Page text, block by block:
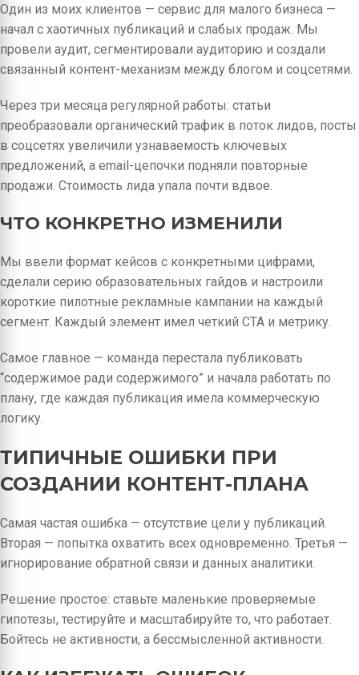
Один из моих клиентов — сервис для малого бизнеса —
начал с хаотичных публикаций и слабых продаж. Мы
провели аудит, сегментировали аудиторию и создали
связанный контент-механизм между блогом и соцсетями.
Через три месяца регулярной работы: статьи
преобразовали органический трафик в поток лидов, посты
в соцсетях увеличили узнаваемость ключевых
предложений, а email-цепочки подняли повторные
продажи. Стоимость лида упала почти вдвое.
ЧТО КОНКРЕТНО ИЗМЕНИЛИ
Мы ввели формат кейсов с конкретными цифрами,
сделали серию образовательных гайдов и настроили
короткие пилотные рекламные кампании на каждый
сегмент. Каждый элемент имел четкий CTA и метрику.
Самое главное — команда перестала публиковать
“содержимое ради содержимого” и начала работать по
плану, где каждая публикация имела коммерческую
логику.
ТИПИЧНЫЕ ОШИБКИ ПРИ
СОЗДАНИИ КОНТЕНТ-ПЛАНА
Самая частая ошибка — отсутствие цели у публикаций.
Вторая — попытка охватить всех одновременно. Третья —
игнорирование обратной связи и данных аналитики.
Решение простое: ставьте маленькие проверяемые
гипотезы, тестируйте и масштабируйте то, что работает.
Бойтесь не активности, а бессмысленной активности.